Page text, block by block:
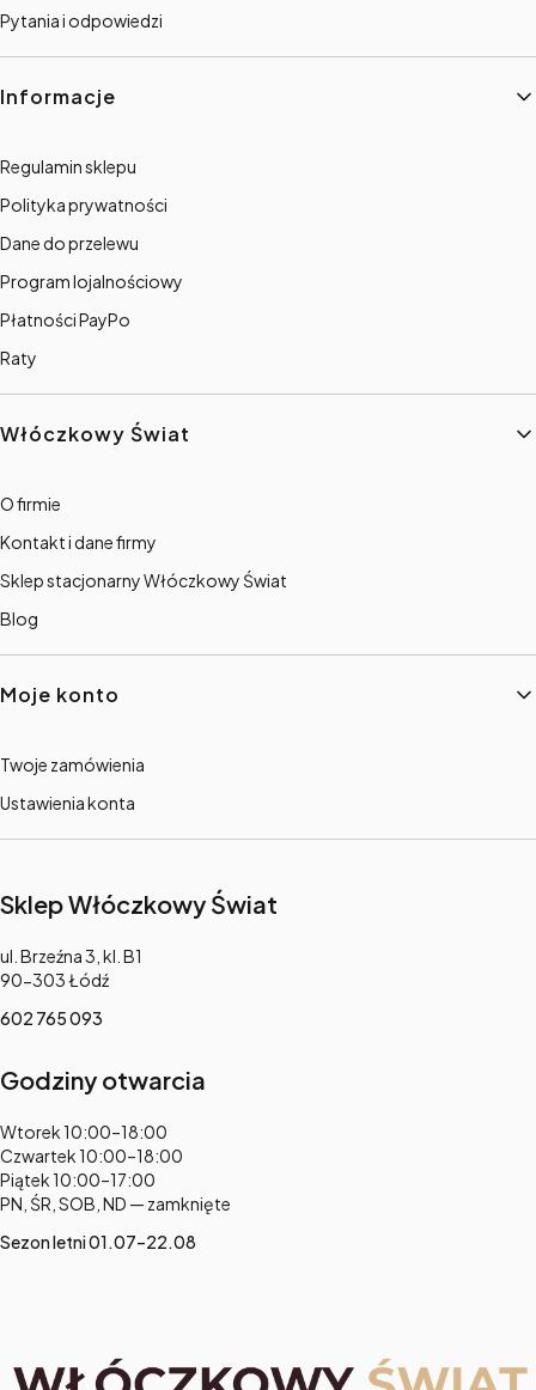
Pytania i odpowiedzi
Informacje
Regulamin sklepu
Polityka prywatności
Dane do przelewu
Program lojalnościowy
Płatności PayPo
Raty
Włóczkowy Świat
O firmie
Kontakt i dane firmy
Sklep stacjonarny Włóczkowy Świat
Blog
Moje konto
Twoje zamówienia
Ustawienia konta
Sklep Włóczkowy Świat
Adres:
ul. Brzeźna 3, kl. B1
90-303 Łódź
602 765 093
Godziny otwarcia
Adres:
Wtorek 10:00–18:00
Czwartek 10:00–18:00
Piątek 10:00–17:00
PN, ŚR, SOB, ND — zamknięte
Sezon letni 01.07–22.08